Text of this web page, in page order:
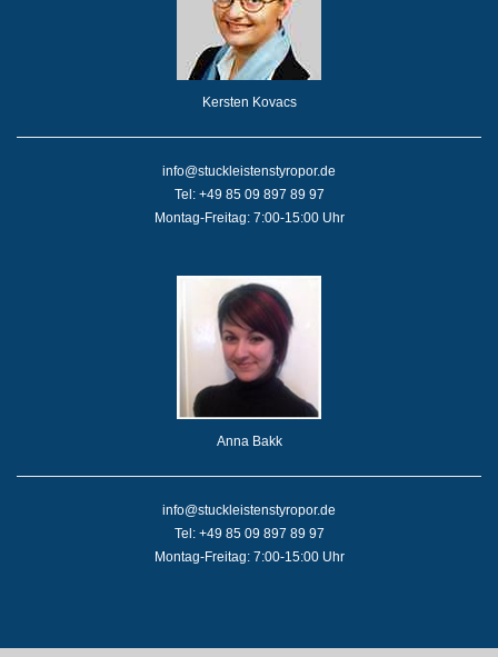
Kersten Kovacs
info@stuckleistenstyropor.de
Tel: +49 85 09 897 89 97
Montag-Freitag: 7:00-15:00 Uhr
Anna Bakk
info@stuckleistenstyropor.de
Tel: +49 85 09 897 89 97
Montag-Freitag: 7:00-15:00 Uhr